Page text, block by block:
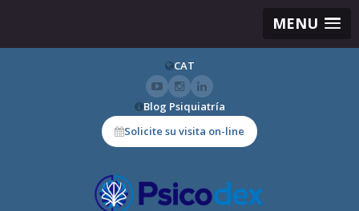
MENU
CAT
Blog Psiquiatría
Solicite su visita on-line